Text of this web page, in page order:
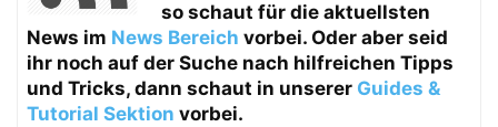
so schaut für die aktuellsten
News im News Bereich vorbei. Oder aber seid
ihr noch auf der Suche nach hilfreichen Tipps
und Tricks, dann schaut in unserer Guides &
Tutorial Sektion vorbei.